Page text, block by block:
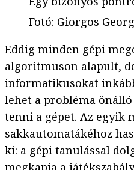
Fotó: Giorgos
Eddig minden gépi
algoritmuson alapult,
informatikusokat
lehet a probléma
tenni a gépet. Az egyik
sakkautomatákéhoz
ki: a gépi tanulással
megkapja a